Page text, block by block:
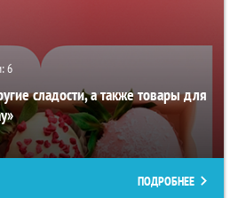
6
сладости, а также товары для
ПОДРОБНЕЕ